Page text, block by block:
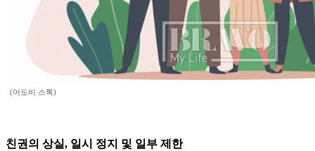
(어도비 스톡)
친권의 상실, 일시 정지 및 일부 제한